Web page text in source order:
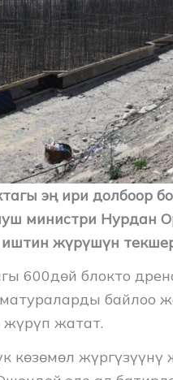
эң ири долбоор
министри Нурдан
жүрүшүн
600дөй блокто
байлоо
жүрүп жатат.
көзөмөл жүргүзүүнү